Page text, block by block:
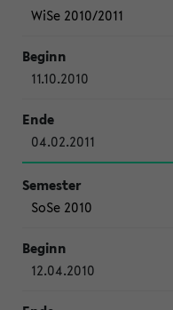
WiSe 2010/2011
11.10.2010
04.02.2011
SoSe 2010
12.04.2010